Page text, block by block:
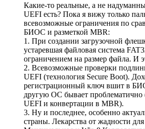
Какие-то реальные, а не
UEFI есть? Пока я вижу только
всевозможные ограничения по
БИОС и разметкой MBR:
1. При создании загрузочной
устаревшая файловая система
ограничением на размер файла. И
2. Всевозможные проверки
UEFI (технология Secure Boot).
регистрационный ключ вшит в
другую ОС бывает проблематично
UEFI и конвертации в MBR).
3. Ну и последнее, особенно
страны. Лекарства от жадности